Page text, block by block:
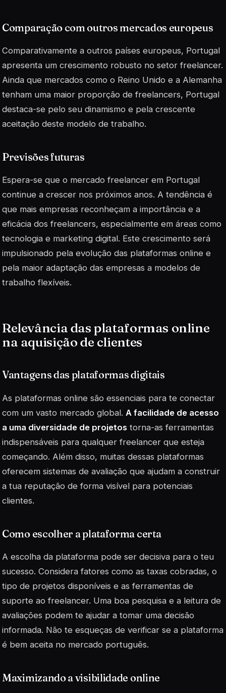
Comparação com outros mercados europeus
Comparativamente a outros países europeus, Portugal
apresenta um crescimento robusto no setor freelancer.
Ainda que mercados como o Reino Unido e a Alemanha
tenham uma maior proporção de freelancers, Portugal
destaca-se pelo seu dinamismo e pela crescente
aceitação deste modelo de trabalho.
Previsões futuras
Espera-se que o mercado freelancer em Portugal
continue a crescer nos próximos anos. A tendência é
que mais empresas reconheçam a importância e a
eficácia dos freelancers, especialmente em áreas como
tecnologia e marketing digital. Este crescimento será
impulsionado pela evolução das plataformas online e
pela maior adaptação das empresas a modelos de
trabalho flexíveis.
Relevância das plataformas online
na aquisição de clientes
Vantagens das plataformas digitais
As plataformas online são essenciais para te conectar
com um vasto mercado global. A facilidade de acesso
a uma diversidade de projetos torna-as ferramentas
indispensáveis para qualquer freelancer que esteja
começando. Além disso, muitas dessas plataformas
oferecem sistemas de avaliação que ajudam a construir
a tua reputação de forma visível para potenciais
clientes.
Como escolher a plataforma certa
A escolha da plataforma pode ser decisiva para o teu
sucesso. Considera fatores como as taxas cobradas, o
tipo de projetos disponíveis e as ferramentas de
suporte ao freelancer. Uma boa pesquisa e a leitura de
avaliações podem te ajudar a tomar uma decisão
informada. Não te esqueças de verificar se a plataforma
é bem aceita no mercado português.
Maximizando a visibilidade online